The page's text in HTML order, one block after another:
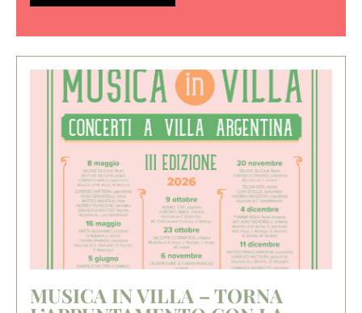
MUSICA IN VILLA – TORNA